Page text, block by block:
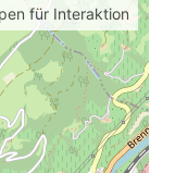
für Interaktion